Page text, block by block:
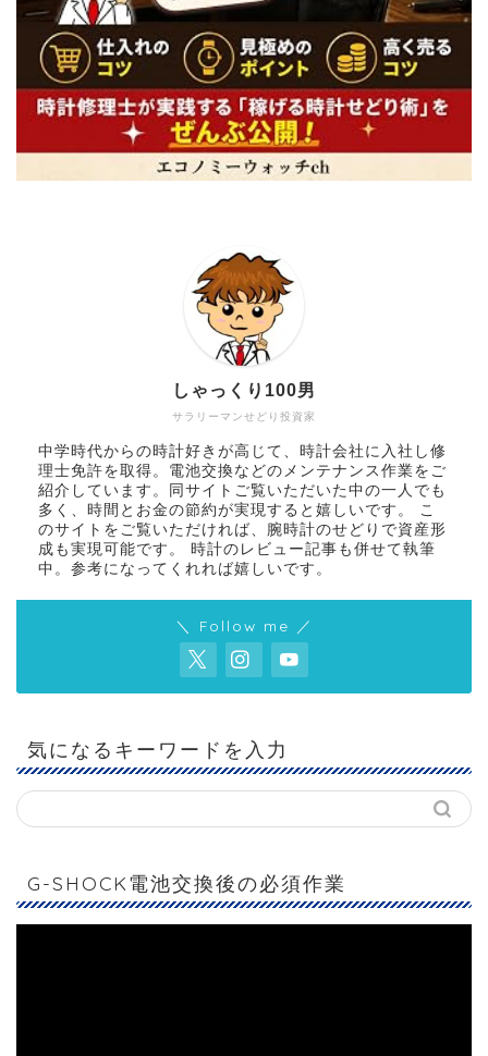
サラリーマンせどり投資家
しゃっくり100男
中学時代からの時計好きが高じて、時計会社に入社し修
理士免許を取得。電池交換などのメンテナンス作業をご
紹介しています。同サイトご覧いただいた中の一人でも
多く、時間とお金の節約が実現すると嬉しいです。 こ
のサイトをご覧いただければ、腕時計のせどりで資産形
成も実現可能です。 時計のレビュー記事も併せて執筆
中。参考になってくれれば嬉しいです。
＼ Follow me ／
気になるキーワードを入力
G-SHOCK電池交換後の必須作業